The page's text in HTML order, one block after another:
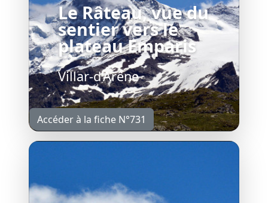
Le Râteau, vue du
sentier vers le
plateau Emparis
Villar-d'Arêne
Accéder à la fiche N°731